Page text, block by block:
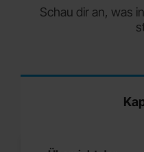
Schau dir an, was